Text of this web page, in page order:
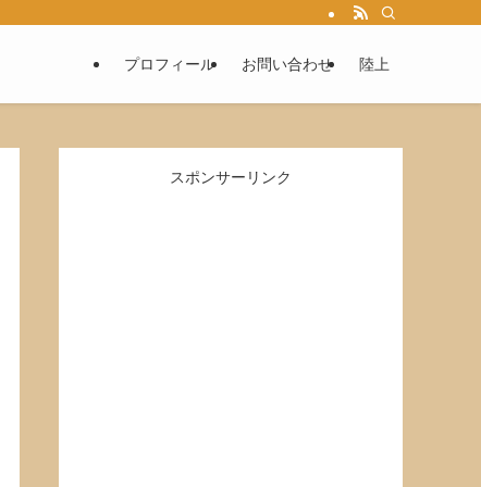
プロフィール お問い合わせ 陸上
スポンサーリンク